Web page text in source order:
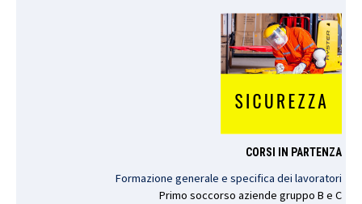
CORSI IN PARTENZA
Formazione generale e specifica dei lavoratori
Primo soccorso aziende gruppo B e C